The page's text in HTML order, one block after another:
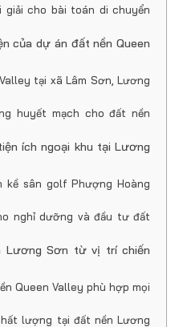
giải cho bài toán di chuyển
của dự án đất nền Queen
tại xã Lâm Sơn, Lương
huyết mạch cho đất nền
ích ngoại khu tại Lương
kề sân golf Phượng Hoàng
nghỉ dưỡng và đầu tư đất
Lương Sơn từ vị trí chiến
Queen Valley phù hợp mọi
lượng tại đất nền Lương